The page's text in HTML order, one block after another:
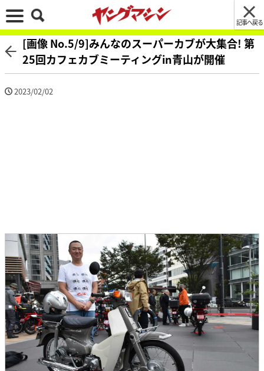
記事へ戻る
[画像 No.5/9]みんなのスーパーカブが大集合! 第
25回カフェカブミーティングin青山が開催
2023/02/02